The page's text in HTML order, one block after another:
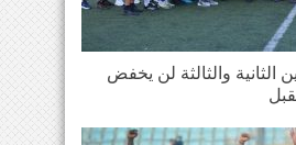
الثانية والثالثة لن يخفض